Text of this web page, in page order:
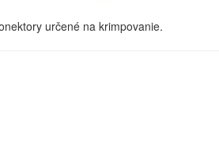
určené na krimpovanie.